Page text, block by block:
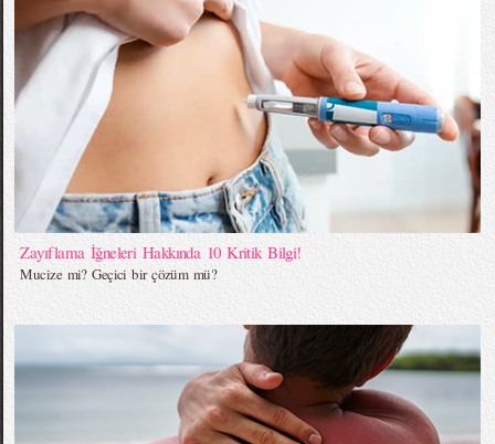
Zayıflama İğneleri Hakkında 10 Kritik Bilgi!
Mucize mi? Geçici bir çözüm mü?